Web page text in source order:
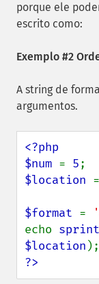
porque ele
escrito como:
Exemplo #2
A string de
argumentos.
<?php
$num = 5
$location =
$format =
echo
$location
?>